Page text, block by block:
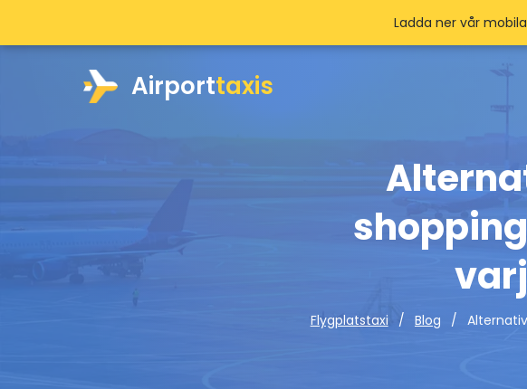
Airporttaxis
Flygplatstaxi Blog
Ladda ner vår